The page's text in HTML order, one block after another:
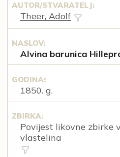
AUTOR/STVARATELJ:
Theer, Adolf
NASLOV:
Alvina barunica
GODINA:
1850. g.
ZBIRKA:
Povijest likovne zbirke
vlastelina